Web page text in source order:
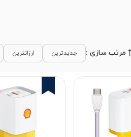
مرتب سازی : جدیدترین ارزانترین